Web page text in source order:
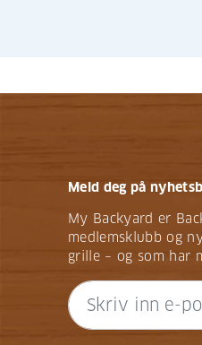
Meld deg på
My Backyard er
medlemsklubb og
grille – og som har